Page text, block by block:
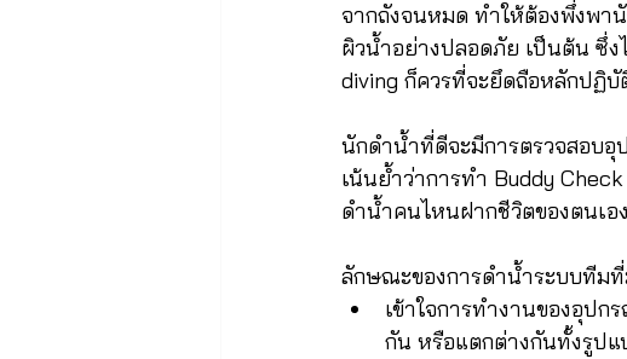
จากถังจนหมด ทำให้ต้องพึ่งพา
ผิวน้ำอย่างปลอดภัย เป็นต้น ซึ่
diving ก็ควรที่จะยึดถือหลักปฏิบั
นักดำน้ำที่ดีจะมีการตรวจสอบอุ
เน้นย้ำว่าการทำ Buddy
ดำน้ำคนไหนฝากชีวิตของตนเ
ลักษณะของการดำน้ำระบบทีม
เข้าใจการทำงานของอุป
กัน หรือแตกต่างกันทั้งรูปแ